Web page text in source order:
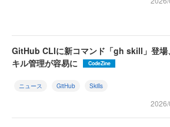
GitHub CLIに新コマンド「gh skill」登場
キル管理が容易に
CodeZine
ニュース GitHub Skills
2026/